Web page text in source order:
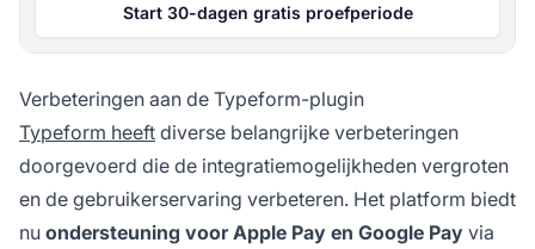
Start 30-dagen gratis proefperiode
Verbeteringen aan de Typeform-plugin
Typeform heeft diverse belangrijke verbeteringen
doorgevoerd die de integratiemogelijkheden vergroten
en de gebruikerservaring verbeteren. Het platform biedt
nu ondersteuning voor Apple Pay en Google Pay via